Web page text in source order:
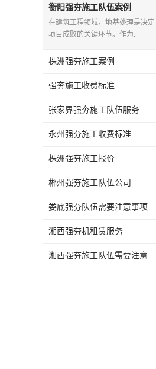
衡阳强夯施工队伍案例
在建筑工程领域，地基处理是决定
项目成败的关键环节。作为..
株洲强夯施工案例
强夯施工收费标准
张家界强夯施工队伍服务
永州强夯施工收费标准
株洲强夯施工报价
郴州强夯施工队伍公司
娄底强夯队伍需要注意事项
湘西强夯机租赁服务
湘西强夯施工队伍需要注意事项